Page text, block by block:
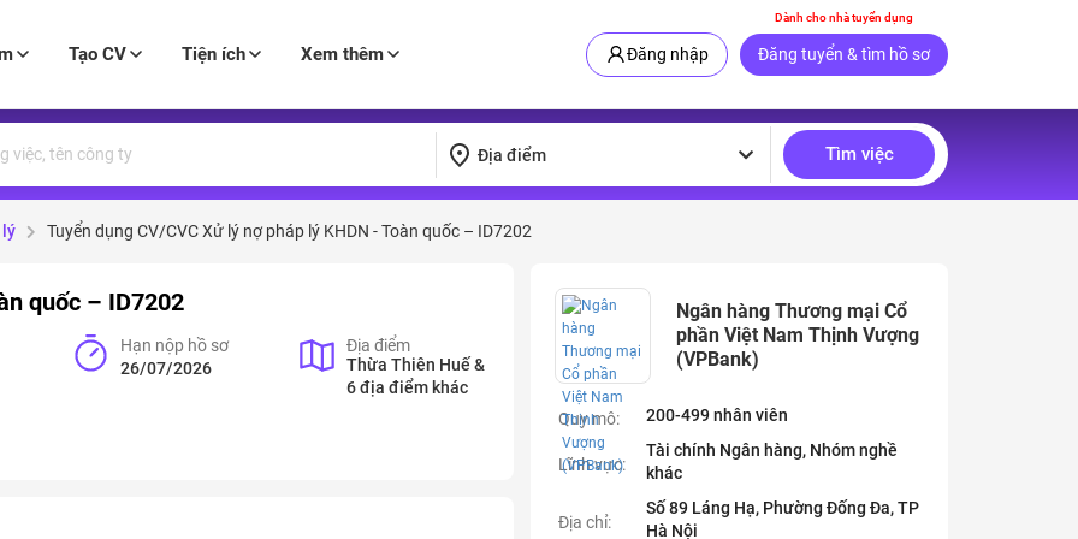
Dành cho nhà tuyển dụng
Tạo CV Tiện ích Xem thêm Đăng nhập Đăng tuyển & tìm hồ sơ
Địa điểm Tìm việc
lý Tuyển dụng CV/CVC Xử lý nợ pháp lý KHDN - Toàn quốc – ID7202
quốc – ID7202
Hạn nộp hồ sơ
26/07/2026
Địa điểm
Thừa Thiên Huế &
6 địa điểm khác
Ngân hàng Thương mại Cổ
phần Việt Nam Thịnh Vượng
(VPBank)
Quy mô: 200-499 nhân viên
Lĩnh vực:
Tài chính Ngân hàng, Nhóm nghề
khác
Địa chỉ:
Số 89 Láng Hạ, Phường Đống Đa, TP
Hà Nội